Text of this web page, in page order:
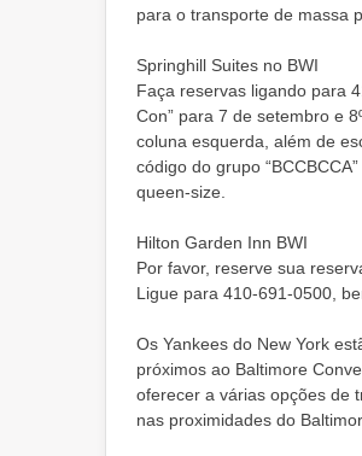
para o transporte de massa
Springhill Suites no BWI
Faça reservas ligando para
Con” para 7 de setembro e
coluna esquerda, além de
código do grupo
queen-size.
Hilton Garden Inn BWI
Por favor, reserve sua
Ligue para 410-691-0500,
Os Yankees do New York
próximos ao Baltimore
oferecer a várias opções de
nas proximidades do